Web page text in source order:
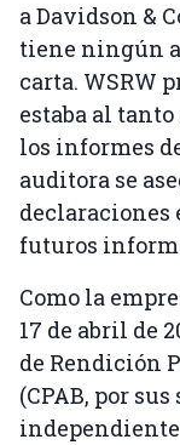
a Davidson &
tiene ningún
carta. WSRW
estaba al
los informes
auditora se
declaraciones
futuros
Como la
17 de abril de
de Rendición
(CPAB, por